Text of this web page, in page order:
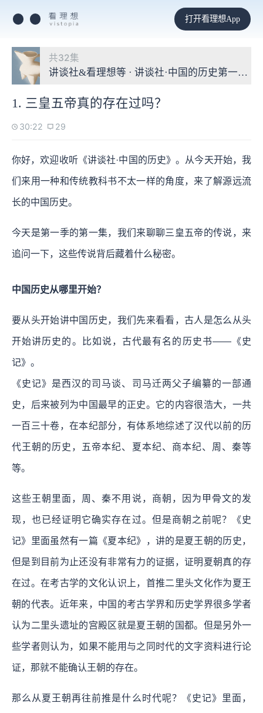
打开看理想App
共32集
讲谈社&看理想等 · 讲谈社·中国的历史第一季：
1. 三皇五帝真的存在过吗？
30:22 29
你好，欢迎收听《讲谈社·中国的历史》。从今天开始，我
们来用一种和传统教科书不太一样的角度，来了解源远流
长的中国历史。
今天是第一季的第一集，我们来聊聊三皇五帝的传说，来
追问一下，这些传说背后藏着什么秘密。
中国历史从哪里开始？
要从头开始讲中国历史，我们先来看看，古人是怎么从头
开始讲历史的。比如说，古代最有名的历史书——《史
记》。
《史记》是西汉的司马谈、司马迁两父子编纂的一部通
史，后来被列为中国最早的正史。它的内容很浩大，一共
一百三十卷，在本纪部分，有体系地综述了汉代以前的历
代王朝的历史，五帝本纪、夏本纪、商本纪、周、秦等
等。
这些王朝里面，周、秦不用说，商朝，因为甲骨文的发
现，也已经证明它确实存在过。但是商朝之前呢？《史
记》里面虽然有一篇《夏本纪》，讲的是夏王朝的历史，
但是到目前为止还没有非常有力的证据，证明夏朝真的存
在过。在考古学的文化认识上，首推二里头文化作为夏王
朝的代表。近年来，中国的考古学界和历史学界很多学者
认为二里头遗址的宫殿区就是夏王朝的国都。但是另外一
些学者则认为，如果不能用与之同时代的文字资料进行论
证，那就不能确认王朝的存在。
那么从夏王朝再往前推是什么时代呢？《史记》里面，